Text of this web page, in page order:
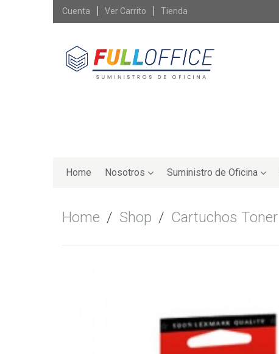
Skip
Cuenta Ver Carrito Tienda
to
Home Nosotros Suministro de Oficina
Home / Shop / Cartuchos Toner